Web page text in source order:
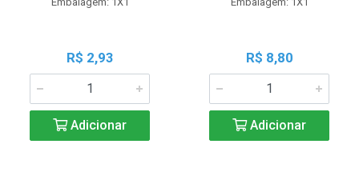
R$ 2,93
Adicionar
R$ 8,80
Adicionar